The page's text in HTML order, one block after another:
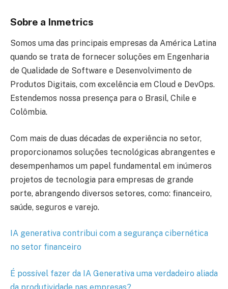
Sobre a Inmetrics
Somos uma das principais empresas da América Latina
quando se trata de fornecer soluções em Engenharia
de Qualidade de Software e Desenvolvimento de
Produtos Digitais, com excelência em Cloud e DevOps.
Estendemos nossa presença para o Brasil, Chile e
Colômbia.
Com mais de duas décadas de experiência no setor,
proporcionamos soluções tecnológicas abrangentes e
desempenhamos um papel fundamental em inúmeros
projetos de tecnologia para empresas de grande
porte, abrangendo diversos setores, como: financeiro,
saúde, seguros e varejo.
IA generativa contribui com a segurança cibernética
no setor financeiro
É possível fazer da IA Generativa uma verdadeiro aliada